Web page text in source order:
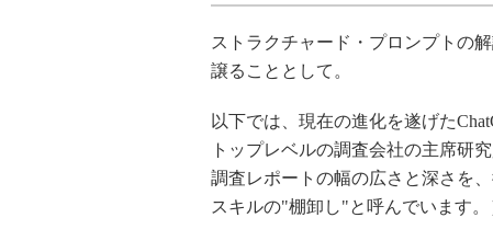
ストラクチャード・プロンプトの
譲ることとして。
以下では、現在の進化を遂げた
トップレベルの調査会社の主席研
調査レポートの幅の広さと深さを
スキルの"棚卸し"と呼んでいます。